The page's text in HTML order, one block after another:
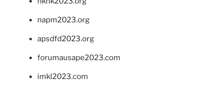
napm2023.org
apsdfd2023.org
forumausape2023.com
imkl2023.com